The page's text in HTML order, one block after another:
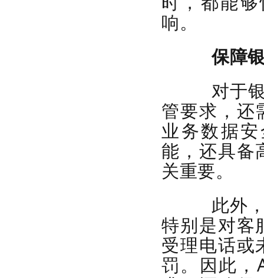
响。
保障
对于银
管要求，还
业务数据
能，还具备
关重要。
此外，
特别是对客
受理电话或
罚。因此，